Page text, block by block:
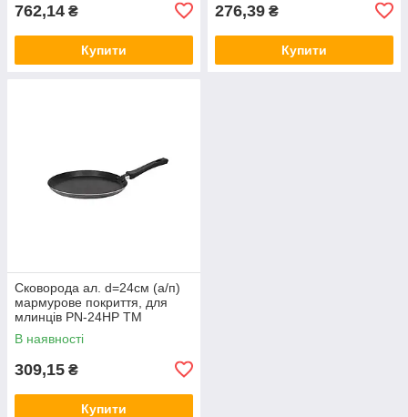
762,14 ₴
Купити
276,39 ₴
Купити
Сковорода ал. d=24см (а/п)
мармурове покриття, для
млинців PN-24HP ТМ
ZAUBERG
В наявності
309,15 ₴
Купити